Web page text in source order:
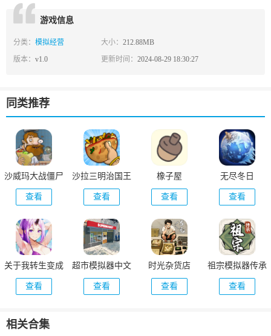
游戏信息
分类： 模拟经营 大小：212.88MB
版本： v1.0 更新时间：2024-08-29 18:30:27
同类推荐
沙威玛大战僵尸
查看
沙拉三明治国王
正版
查看
橡子屋
查看
无尽冬日
查看
关于我转生变成
史莱姆这档事新
世界
查看
超市模拟器中文
版
查看
时光杂货店
查看
祖宗模拟器传承
查看
相关合集